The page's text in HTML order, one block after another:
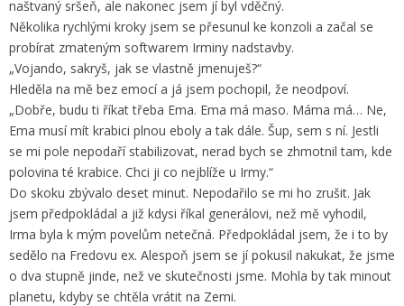
naštvaný sršeň, ale nakonec jsem jí byl vděčný.
Několika rychlými kroky jsem se přesunul ke konzoli a začal se
probírat zmateným softwarem Irminy nadstavby.
„Vojando, sakryš, jak se vlastně jmenuješ?“
Hleděla na mě bez emocí a já jsem pochopil, že neodpoví.
„Dobře, budu ti říkat třeba Ema. Ema má maso. Máma má… Ne,
Ema musí mít krabici plnou eboly a tak dále. Šup, sem s ní. Jestli
se mi pole nepodaří stabilizovat, nerad bych se zhmotnil tam, kde
polovina té krabice. Chci ji co nejblíže u Irmy.“
Do skoku zbývalo deset minut. Nepodařilo se mi ho zrušit. Jak
jsem předpokládal a již kdysi říkal generálovi, než mě vyhodil,
Irma byla k mým povelům netečná. Předpokládal jsem, že i to by
sedělo na Fredovu ex. Alespoň jsem se jí pokusil nakukat, že jsme
o dva stupně jinde, než ve skutečnosti jsme. Mohla by tak minout
planetu, kdyby se chtěla vrátit na Zemi.